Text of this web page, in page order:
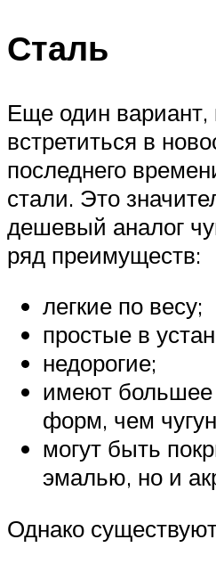
Сталь
Еще один
встретиться в
последнего
стали. Это
дешевый аналог
ряд преимуществ:
легкие по весу;
простые в
недорогие;
имеют большее
форм, чем
могут быть
эмалью, но и
Однако